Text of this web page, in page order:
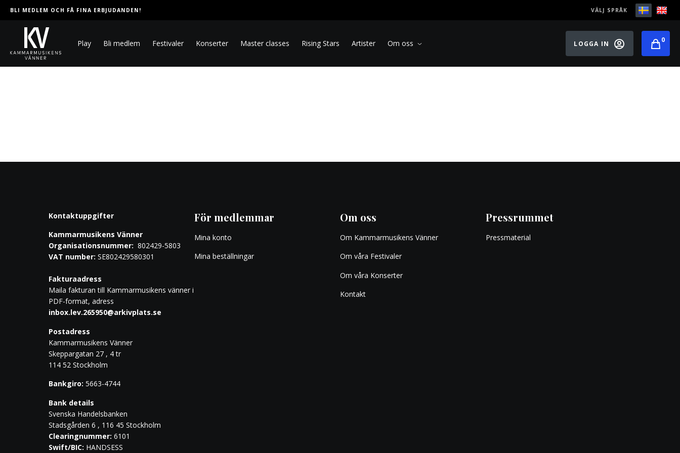
BLI MEDLEM OCH FÅ FINA ERBJUDANDEN! VÄLJ SPRÅK
Play Bli medlem Festivaler Konserter Master classes Rising Stars Artister Om oss LOGGA IN 0
Kontaktuppgifter
Kammarmusikens Vänner
Organisationsnummer: 802429-5803
VAT number: SE802429580301
Fakturaadress
Maila fakturan till Kammarmusikens vänner i
PDF-format, adress
inbox.lev.265950@arkivplats.se
Postadress
Kammarmusikens Vänner
Skeppargatan 27 , 4 tr
114 52 Stockholm
Bankgiro: 5663-4744
Bank details
Svenska Handelsbanken
Stadsgården 6 , 116 45 Stockholm
Clearingnummer: 6101
Swift/BIC: HANDSESS
För medlemmar
Mina konto
Mina beställningar
Om oss
Om Kammarmusikens Vänner
Om våra Festivaler
Om våra Konserter
Kontakt
Pressrummet
Pressmaterial